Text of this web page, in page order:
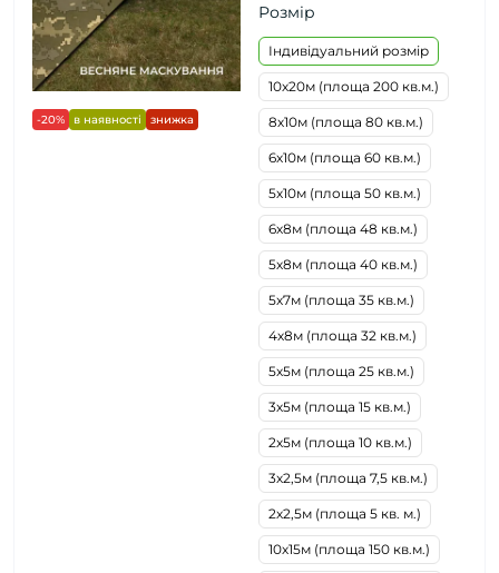
-20% в наявності знижка
Розмір
Індивідуальний розмір
10х20м (площа 200 кв.м.)
8х10м (площа 80 кв.м.)
6х10м (площа 60 кв.м.)
5х10м (площа 50 кв.м.)
6х8м (площа 48 кв.м.)
5х8м (площа 40 кв.м.)
5х7м (площа 35 кв.м.)
4х8м (площа 32 кв.м.)
5х5м (площа 25 кв.м.)
3х5м (площа 15 кв.м.)
2х5м (площа 10 кв.м.)
3х2,5м (площа 7,5 кв.м.)
2х2,5м (площа 5 кв. м.)
10х15м (площа 150 кв.м.)